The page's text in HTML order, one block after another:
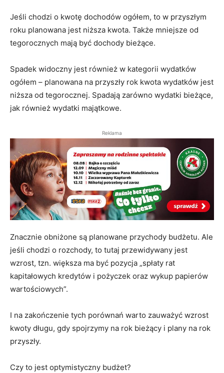
Jeśli chodzi o kwotę dochodów ogółem, to w przyszłym
roku planowana jest niższa kwota. Także mniejsze od
tegorocznych mają być dochody bieżące.
Spadek widoczny jest również w kategorii wydatków
ogółem – planowana na przyszły rok kwota wydatków jest
niższa od tegorocznej. Spadają zarówno wydatki bieżące,
jak również wydatki majątkowe.
Reklama
Znacznie obniżone są planowane przychody budżetu. Ale
jeśli chodzi o rozchody, to tutaj przewidywany jest
wzrost, tzn. większa ma być pozycja „spłaty rat
kapitałowych kredytów i pożyczek oraz wykup papierów
wartościowych”.
I na zakończenie tych porównań warto zauważyć wzrost
kwoty długu, gdy spojrzymy na rok bieżący i plany na rok
przyszły.
Czy to jest optymistyczny budżet?